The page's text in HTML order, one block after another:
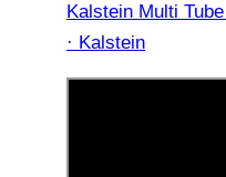
Kalstein Multi
· Kalstein